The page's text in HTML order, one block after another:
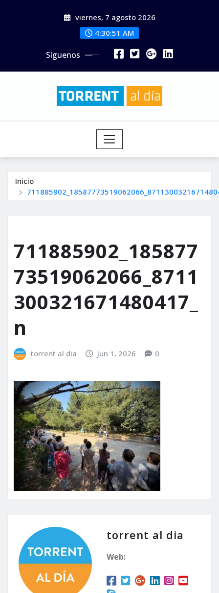
viernes, 7 agosto 2026
4:30:53 AM
Síguenos
Inicio
711885902_185877
73519062066_8711
300321671480417_
n
torrent al dia Jun 1, 2026 0
torrent al dia
Web: